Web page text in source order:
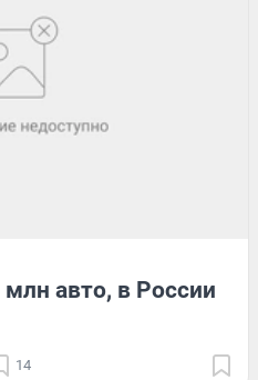
авто, в России
14